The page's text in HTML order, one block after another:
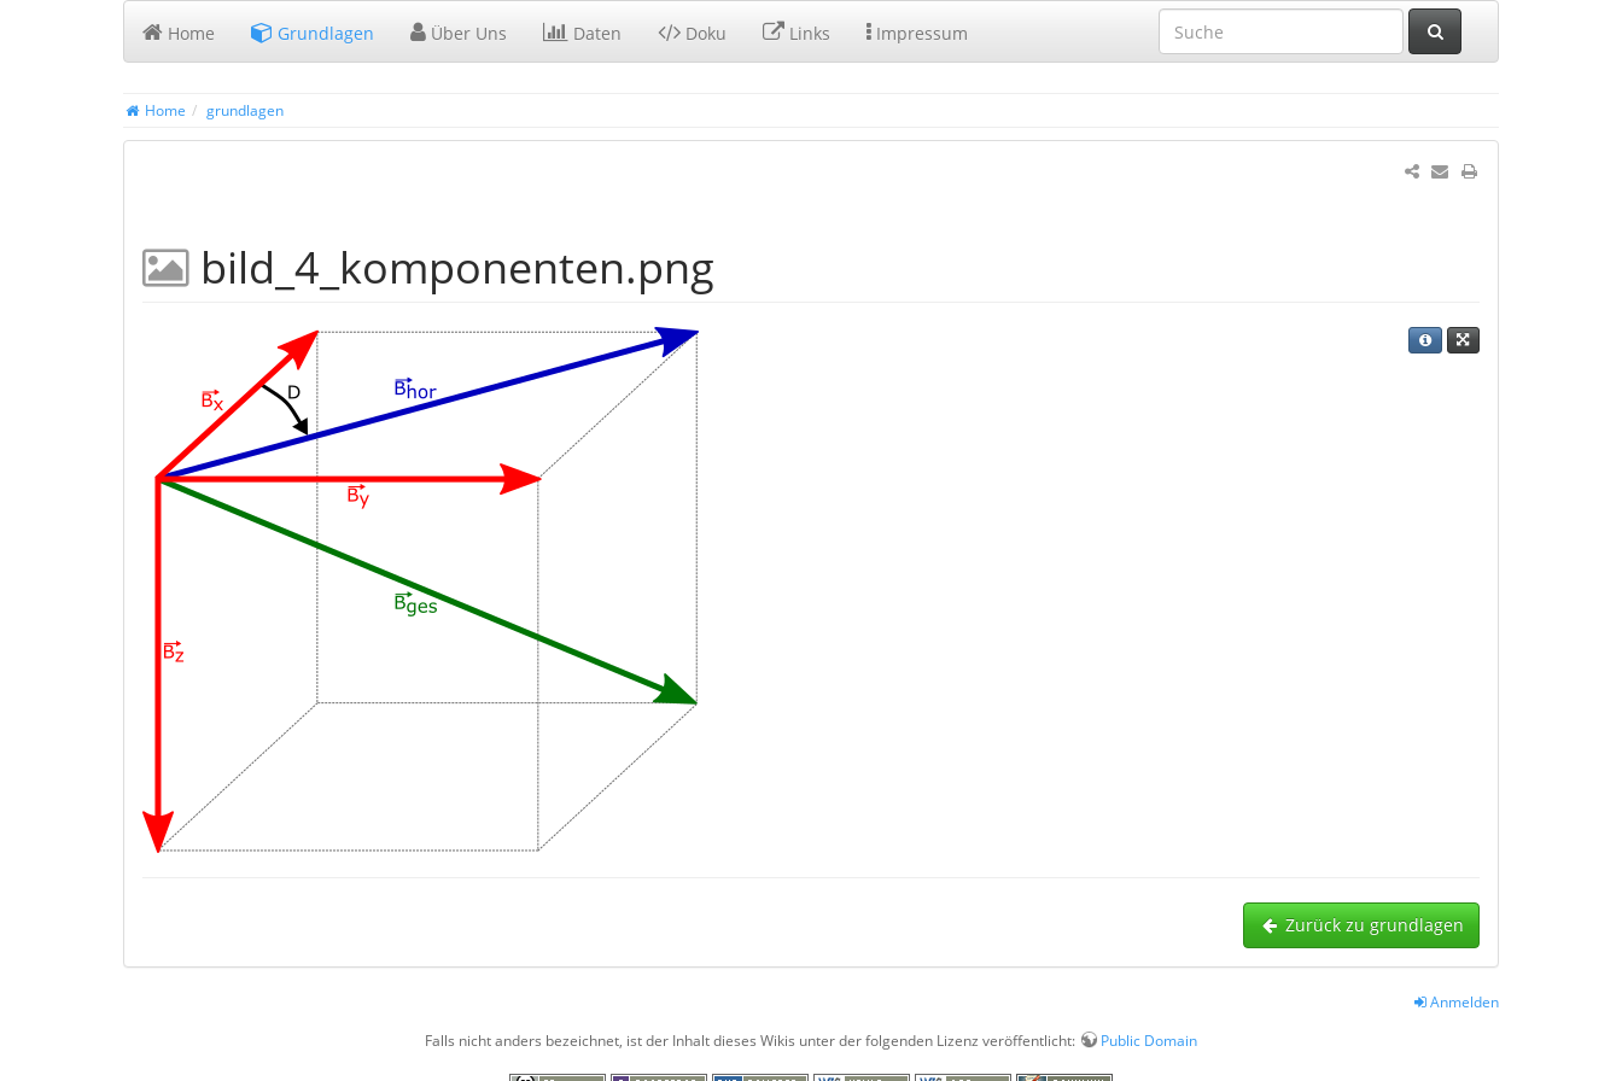
Home Grundlagen Über Uns Daten Doku Links Impressum
Home grundlagen
bild_4_komponenten.png
Zurück zu grundlagen
Anmelden
Falls nicht anders bezeichnet, ist der Inhalt dieses Wikis unter der folgenden Lizenz veröffentlicht:
Public Domain